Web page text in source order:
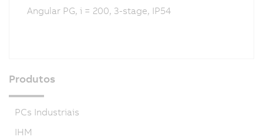
Angular PG, i = 200, 3-stage, IP54
Produtos
PCs Industriais
IHM